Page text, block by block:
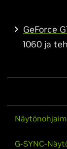
GeForce
1060 ja
G-SYNC-